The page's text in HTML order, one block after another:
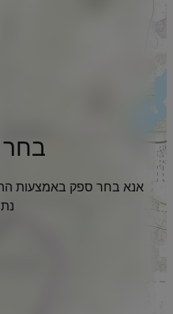
אנא בחר ספק באמצעות